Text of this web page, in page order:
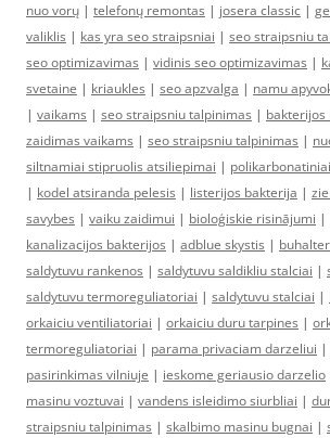
nuo vorų | telefonų remontas | josera classic |
valiklis | kas yra seo straipsniai | seo straipsniu
seo optimizavimas | vidinis seo optimizavimas |
svetaine | kriaukles | seo apzvalga | namu
| vaikams | seo straipsniu talpinimas | bakterijos
zaidimas vaikams | seo straipsniu talpinimas |
siltnamiai stipruolis atsiliepimai |
| kodel atsiranda pelesis | listerijos bakterija |
savybes | vaiku zaidimui | bioloģiskie risinājumi |
kanalizacijos bakterijos | adblue skystis |
saldytuvu rankenos | saldytuvu saldikliu stalciai |
saldytuvu termoreguliatoriai | saldytuvu stalciai |
orkaiciu ventiliatoriai | orkaiciu duru tarpines |
termoreguliatoriai | parama privaciam darzeliui |
pasirinkimas vilniuje | ieskome geriausio darzelio
masinu voztuvai | vandens isleidimo siurbliai |
straipsniu talpinimas | skalbimo masinu bugnai |